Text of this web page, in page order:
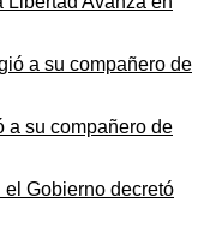
a su compañero de